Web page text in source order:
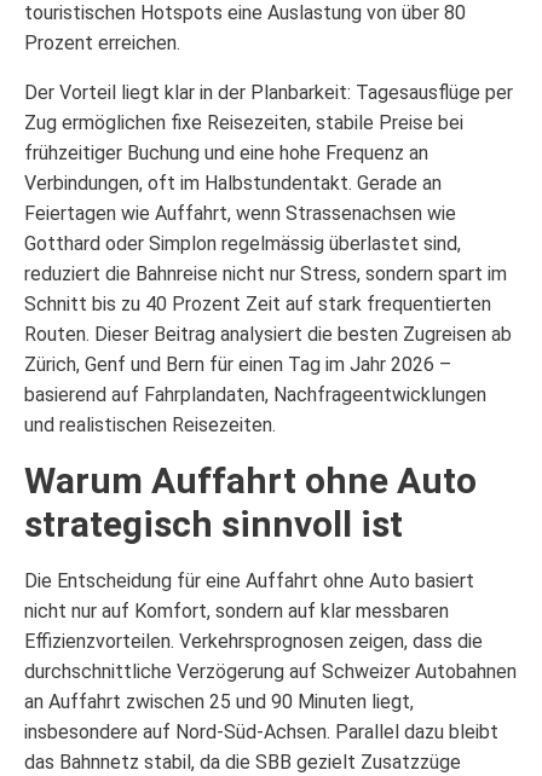
touristischen Hotspots eine Auslastung von über 80
Prozent erreichen.
Der Vorteil liegt klar in der Planbarkeit: Tagesausflüge per
Zug ermöglichen fixe Reisezeiten, stabile Preise bei
frühzeitiger Buchung und eine hohe Frequenz an
Verbindungen, oft im Halbstundentakt. Gerade an
Feiertagen wie Auffahrt, wenn Strassenachsen wie
Gotthard oder Simplon regelmässig überlastet sind,
reduziert die Bahnreise nicht nur Stress, sondern spart im
Schnitt bis zu 40 Prozent Zeit auf stark frequentierten
Routen. Dieser Beitrag analysiert die besten Zugreisen ab
Zürich, Genf und Bern für einen Tag im Jahr 2026 –
basierend auf Fahrplandaten, Nachfrageentwicklungen
und realistischen Reisezeiten.
Warum Auffahrt ohne Auto
strategisch sinnvoll ist
Die Entscheidung für eine Auffahrt ohne Auto basiert
nicht nur auf Komfort, sondern auf klar messbaren
Effizienzvorteilen. Verkehrsprognosen zeigen, dass die
durchschnittliche Verzögerung auf Schweizer Autobahnen
an Auffahrt zwischen 25 und 90 Minuten liegt,
insbesondere auf Nord-Süd-Achsen. Parallel dazu bleibt
das Bahnnetz stabil, da die SBB gezielt Zusatzzüge